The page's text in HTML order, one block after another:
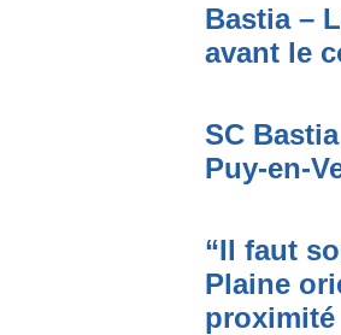
Bastia –
avant le
SC
Puy-en-
“Il faut
Plaine
proximité